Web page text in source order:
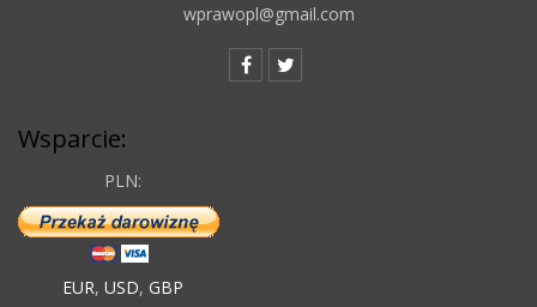
wprawopl@gmail.com
Wsparcie:
PLN:
EUR, USD, GBP